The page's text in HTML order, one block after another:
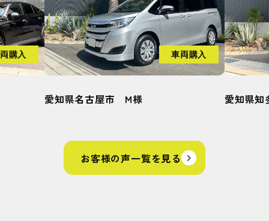
購入 車両購入
愛知県知多郡武豊町 H様 愛知県
お客様の声一覧を見る